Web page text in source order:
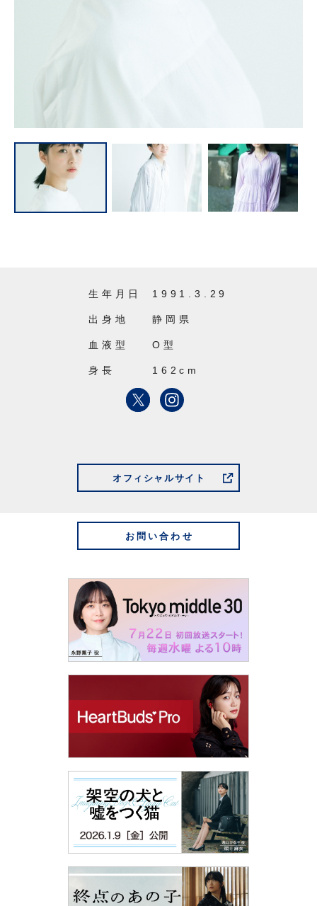
生年月日 1991.3.29
出身地 静岡県
血液型 O型
身長 162cm
オフィシャルサイト
お問い合わせ